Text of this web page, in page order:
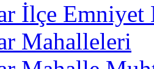
İlçe
Mahalleleri